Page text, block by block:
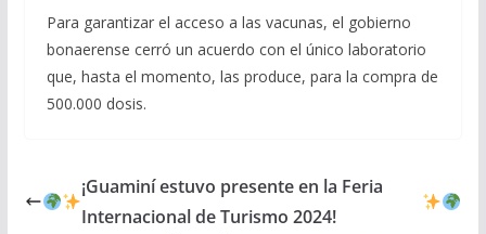
Para garantizar el acceso a las vacunas, el gobierno
bonaerense cerró un acuerdo con el único laboratorio
que, hasta el momento, las produce, para la compra de
500.000 dosis.
¡Guaminí estuvo presente en la Feria
Internacional de Turismo 2024!